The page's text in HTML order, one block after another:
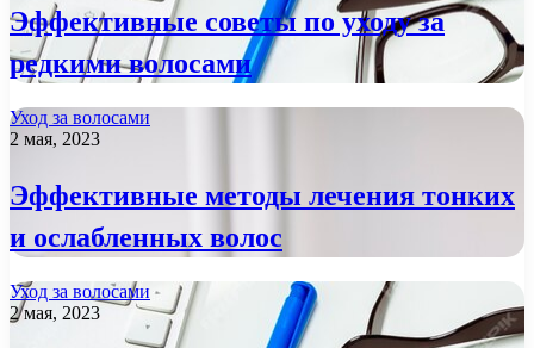
Эффективные советы по уходу за
редкими волосами
Уход за волосами
2 мая, 2023
Эффективные методы лечения тонких
и ослабленных волос
Уход за волосами
2 мая, 2023